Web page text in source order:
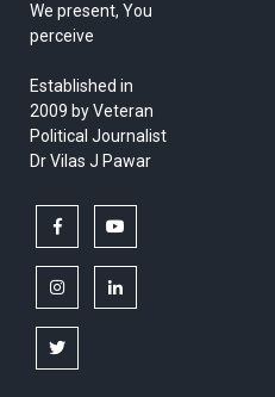
We present, You
perceive
Established in
2009 by Veteran
Political Journalist
Dr Vilas J Pawar
facebook
instagramlinkedin
twitter